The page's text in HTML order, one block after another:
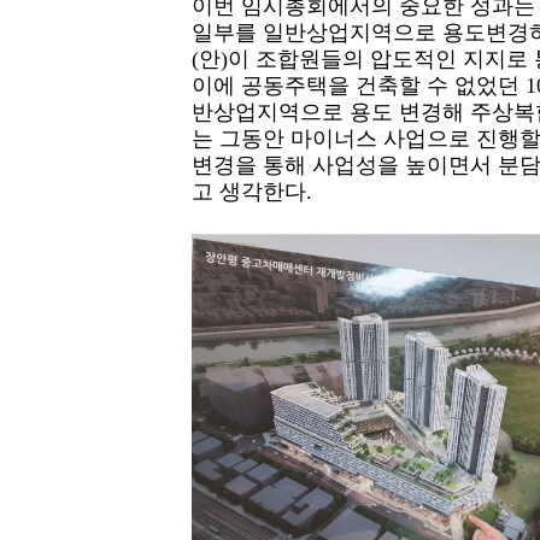
이번 임시총회에서의 중요한 성과
일부를 일반상업지역으로 용도변
(안)이 조합원들의 압도적인 지지
이에 공동주택을 건축할 수 없었던
반상업지역으로 용도 변경해 주상
는 그동안 마이너스 사업으로 진행
변경을 통해 사업성을 높이면서 분
고 생각한다.